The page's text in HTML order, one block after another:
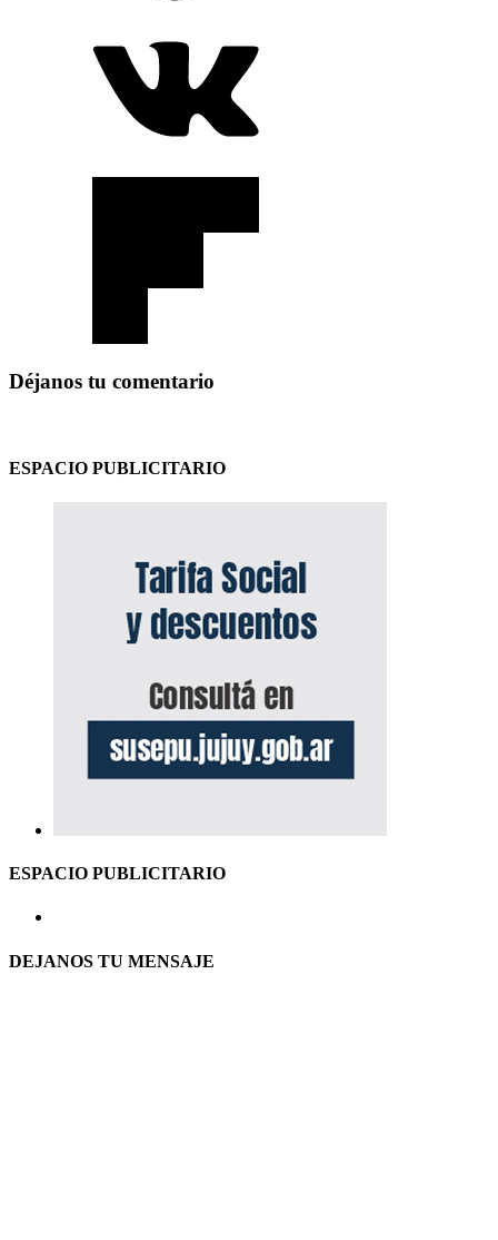
Déjanos tu comentario
ESPACIO PUBLICITARIO
ESPACIO PUBLICITARIO
DEJANOS TU MENSAJE